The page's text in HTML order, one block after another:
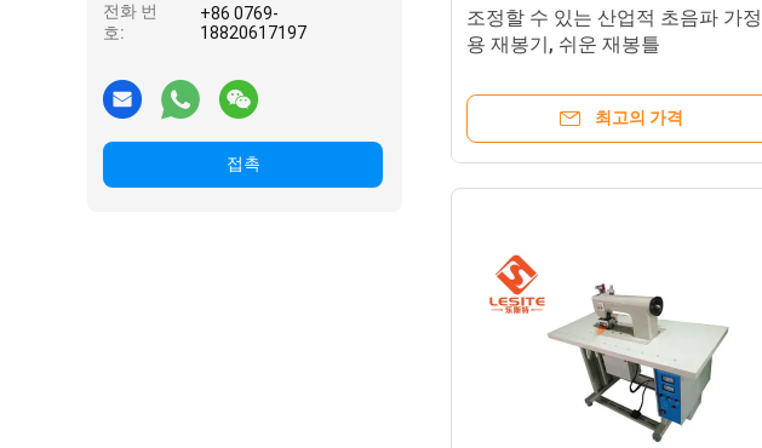
전화 번
호:
+86 0769-
18820617197
접촉
조정할 수 있는 산업적 초음파 가정
용 재봉기, 쉬운 재봉틀
최고의 가격